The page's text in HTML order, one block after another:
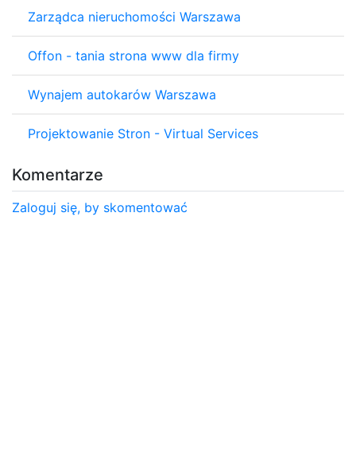
Zarządca nieruchomości Warszawa
Offon - tania strona www dla firmy
Wynajem autokarów Warszawa
Projektowanie Stron - Virtual Services
Komentarze
Zaloguj się, by skomentować